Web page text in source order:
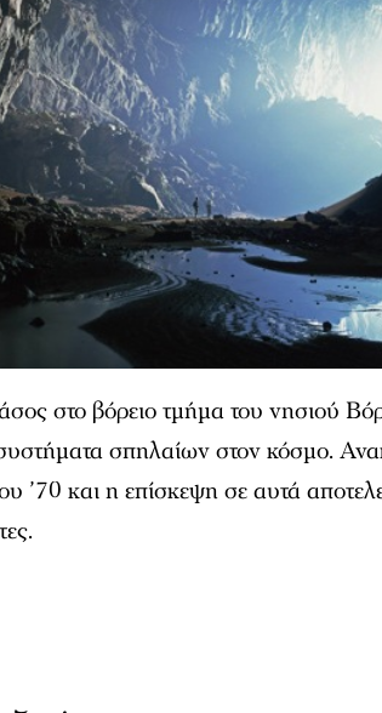
στο βόρειο τμήμα του νησιού
σπηλαίων στον κόσμο.
’70 και η επίσκεψη σε αυτά